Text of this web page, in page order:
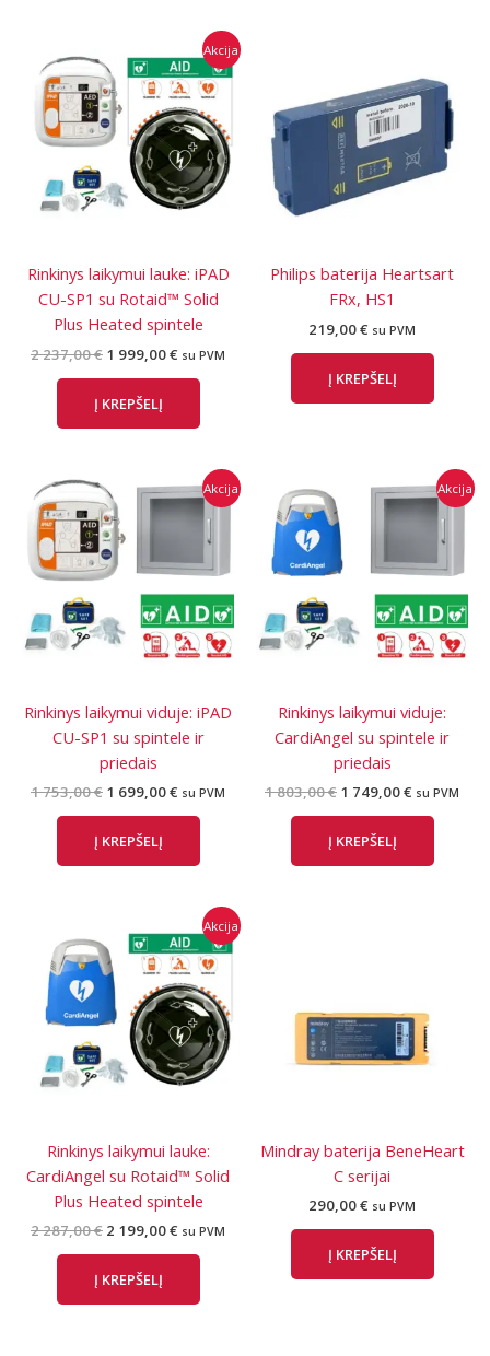
Akcija
Rinkinys laikymui lauke: iPAD
CU-SP1 su Rotaid™ Solid
Plus Heated spintele
2 237,00€ Original
2
237,00 €.
1 999,00€ Current
999,00 €.
su PVM
Į KREPŠELĮ
Philips baterija Heartsart
FRx, HS1
219,00€ su PVM
Į KREPŠELĮ
Akcija
Rinkinys laikymui viduje: iPAD
CU-SP1 su spintele ir
priedais
1 753,00€ Original
1
753,00 €.
1 699,00€ Current
699,00 €.
su PVM
Į KREPŠELĮ
Akcija
Rinkinys laikymui viduje:
CardiAngel su spintele ir
priedais
1 803,00€ Original
1
803,00 €.
1 749,00€ Current
749,00 €.
su PVM
Į KREPŠELĮ
Akcija
Rinkinys laikymui lauke:
CardiAngel su Rotaid™ Solid
Plus Heated spintele
2 287,00€ Original
2
287,00 €.
2 199,00€ Current
199,00 €.
su PVM
Į KREPŠELĮ
Mindray baterija BeneHeart
C serijai
290,00€ su PVM
Į KREPŠELĮ